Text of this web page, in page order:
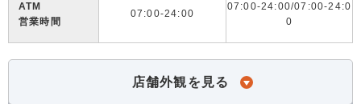
ATM
営業時間
07:00-24:00
07:00-24:00/07:00-24:0
0
店舗外観を見る